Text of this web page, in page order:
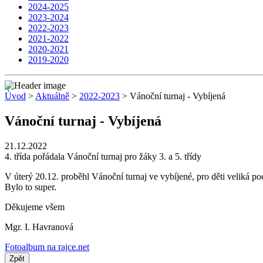
2024-2025
2023-2024
2022-2023
2021-2022
2020-2021
2019-2020
Úvod > Aktuálně > 2022-2023 > Vánoční turnaj - Vybíjená
Vánoční turnaj - Vybíjená
21.12.2022
4. třída pořádala Vánoční turnaj pro žáky 3. a 5. třídy
V úterý 20.12. proběhl Vánoční turnaj ve vybíjené, pro děti veliká
Bylo to super.
Děkujeme všem
Mgr. I. Havranová
Fotoalbum na rajce.net
Zpět